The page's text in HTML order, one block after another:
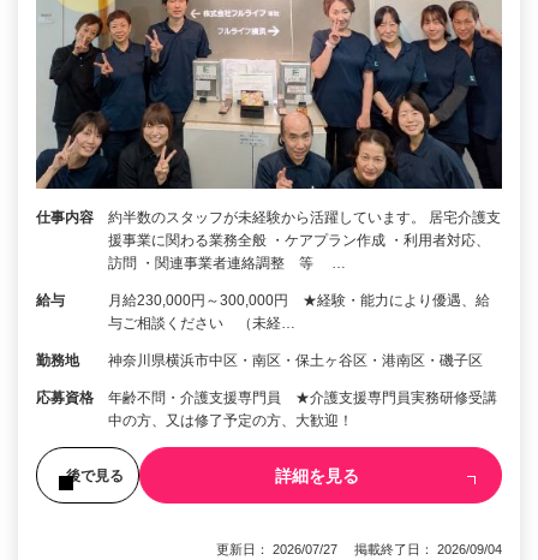
仕事内容
約半数のスタッフが未経験から活躍しています。 居宅介護支
援事業に関わる業務全般 ・ケアプラン作成 ・利用者対応、
訪問 ・関連事業者連絡調整 等 …
給与
月給230,000円～300,000円 ★経験・能力により優遇、給
与ご相談ください （未経…
勤務地 神奈川県横浜市中区・南区・保土ヶ谷区・港南区・磯子区
応募資格
年齢不問・介護支援専門員 ★介護支援専門員実務研修受講
中の方、又は修了予定の方、大歓迎！
後で見る 詳細を見る
更新日： 2026/07/27 掲載終了日： 2026/09/04